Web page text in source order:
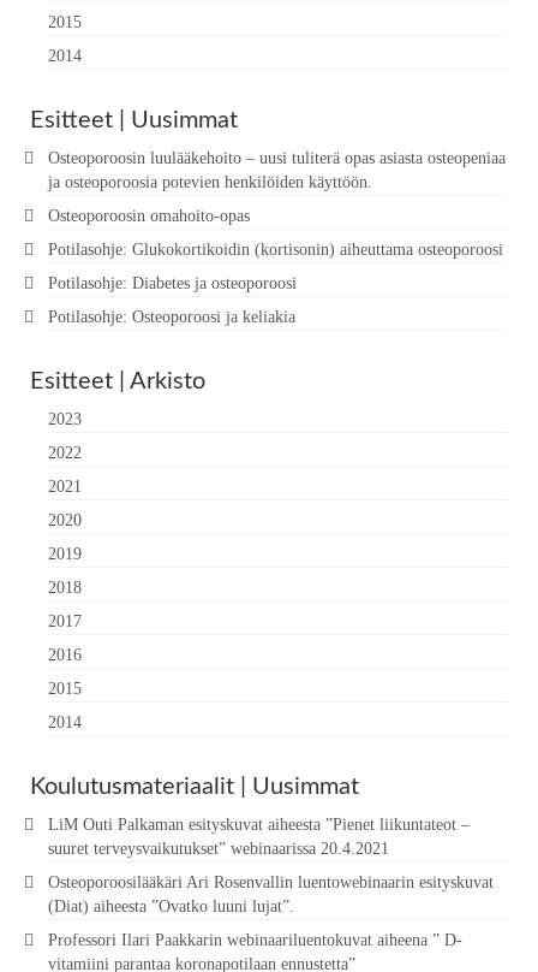
2015
2014
Esitteet | Uusimmat
Osteoporoosin luulääkehoito – uusi tuliterä opas asiasta osteopeniaa
ja osteoporoosia potevien henkilöiden käyttöön.
Osteoporoosin omahoito-opas
Potilasohje: Glukokortikoidin (kortisonin) aiheuttama osteoporoosi
Potilasohje: Diabetes ja osteoporoosi
Potilasohje: Osteoporoosi ja keliakia
Esitteet | Arkisto
2023
2022
2021
2020
2019
2018
2017
2016
2015
2014
Koulutusmateriaalit | Uusimmat
LiM Outi Palkaman esityskuvat aiheesta ”Pienet liikuntateot –
suuret terveysvaikutukset” webinaarissa 20.4.2021
Osteoporoosilääkäri Ari Rosenvallin luentowebinaarin esityskuvat
(Diat) aiheesta ”Ovatko luuni lujat”.
Professori Ilari Paakkarin webinaariluentokuvat aiheena ” D-
vitamiini parantaa koronapotilaan ennustetta”